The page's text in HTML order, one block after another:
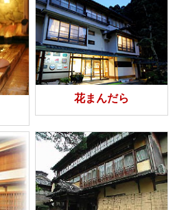
花まんだら